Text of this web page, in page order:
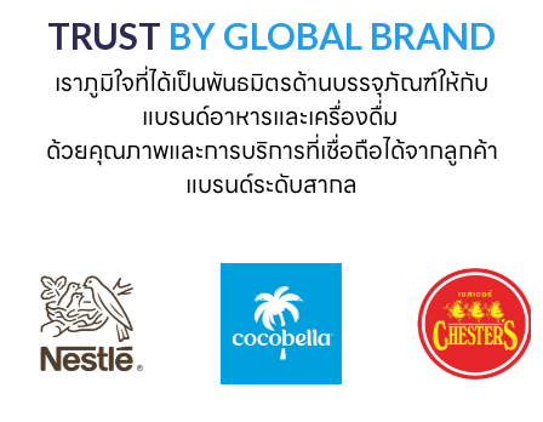
TRUST BY GLOBAL BRAND
เราภูมิใจที่ได้เป็นพันธมิตรด้านบรรจุภัณฑ์ให้กับ
แบรนด์อาหารและเครื่องดื่ม
ด้วยคุณภาพและการบริการที่เชื่อถือได้จากลูกค้า
แบรนด์ระดับสากล